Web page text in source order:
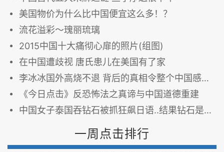
美国物价为什么比中国便宜这么多！？
流花溢彩～瑰丽琉璃
2015中国十大痛彻心扉的照片(组图)
在中国遭歧视 唐氏患儿在美国有了家
李冰冰国外高烧不退 背后的真相令整个中国感到恐惧
《今日点击》反恐怖法之真谛与中国道德重建
中国女子泰国吞钻石被抓狂飙日语..结果钻石是假的！新闻...也不是真的...
一周点击排行